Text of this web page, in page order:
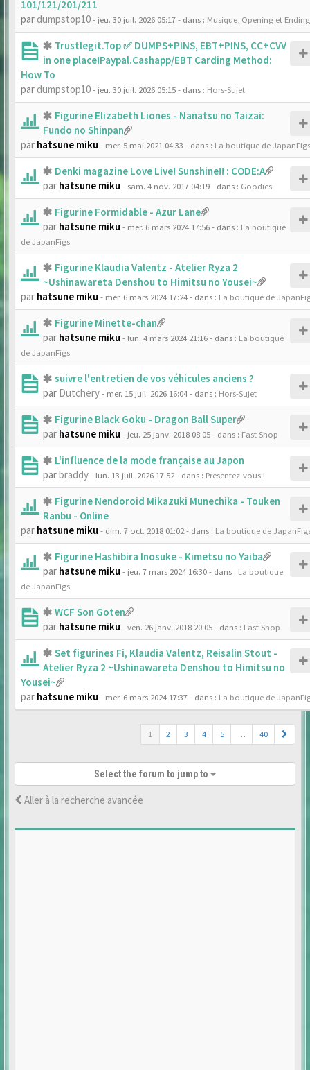
101/121/201/211
par dumpstop10- jeu. 30 juil. 2026 05:17- dans : Musique, Opening et Ending
Trustlegit.Top ✅ DUMPS+PINS, EBT+PINS, CC+CVV
in one place!Paypal.Cashapp/EBT Carding Method:
How To
par dumpstop10- jeu. 30 juil. 2026 05:15- dans : Hors-Sujet
Figurine Elizabeth Liones - Nanatsu no Taizai:
Fundo no Shinpan
par hatsune miku - mer. 5 mai 2021 04:33 - dans : La boutique de JapanFigs
Denki magazine Love Live! Sunshine!! : CODE:A
par hatsune miku - sam. 4 nov. 2017 04:19- dans : Goodies
Figurine Formidable - Azur Lane
par hatsune miku - mer. 6 mars 2024 17:56- dans : La boutique
de JapanFigs
Figurine Klaudia Valentz - Atelier Ryza 2
~Ushinawareta Denshou to Himitsu no Yousei~
par hatsune miku - mer. 6 mars 2024 17:24- dans : La boutique de
Figurine Minette-chan
par hatsune miku - lun. 4 mars 2024 21:16- dans : La boutique
de JapanFigs
suivre l'entretien de vos véhicules anciens ?
par Dutchery- mer. 15 juil. 2026 16:04- dans : Hors-Sujet
Figurine Black Goku - Dragon Ball Super
par hatsune miku - jeu. 25 janv. 2018 08:05- dans : Fast Shop
L'influence de la mode française au Japon
parbraddy- lun. 13 juil. 2026 17:52- dans : Presentez-vous !
Figurine Nendoroid Mikazuki Munechika - Touken
Ranbu - Online
par hatsune miku - dim. 7 oct. 2018 01:02- dans : La boutique de
Figurine Hashibira Inosuke - Kimetsu no Yaiba
par hatsune miku - jeu. 7 mars 2024 16:30- dans : La boutique
de JapanFigs
WCF Son Goten
par hatsune miku - ven. 26 janv. 2018 20:05- dans : Fast Shop
Set figurines Fi, Klaudia Valentz, Reisalin Stout -
Atelier Ryza 2 ~Ushinawareta Denshou to Himitsu no
Yousei~
par hatsune miku - mer. 6 mars 2024 17:37- dans : La boutique de
1 2 3 4 5 … 40
Select the forum to jump to
Aller à la recherche avancée